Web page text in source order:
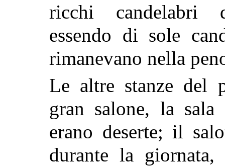
ricchi candelabri
essendo di sole
rimanevano nella
Le altre stanze del
gran salone, la
erano deserte; il
durante la